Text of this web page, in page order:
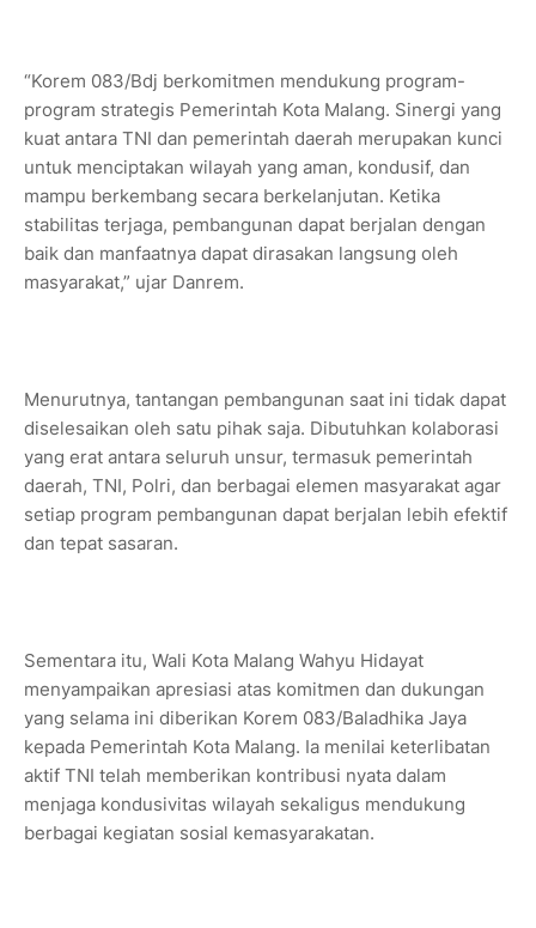
“Korem 083/Bdj berkomitmen mendukung program-
program strategis Pemerintah Kota Malang. Sinergi yang
kuat antara TNI dan pemerintah daerah merupakan kunci
untuk menciptakan wilayah yang aman, kondusif, dan
mampu berkembang secara berkelanjutan. Ketika
stabilitas terjaga, pembangunan dapat berjalan dengan
baik dan manfaatnya dapat dirasakan langsung oleh
masyarakat,” ujar Danrem.
Menurutnya, tantangan pembangunan saat ini tidak dapat
diselesaikan oleh satu pihak saja. Dibutuhkan kolaborasi
yang erat antara seluruh unsur, termasuk pemerintah
daerah, TNI, Polri, dan berbagai elemen masyarakat agar
setiap program pembangunan dapat berjalan lebih efektif
dan tepat sasaran.
Sementara itu, Wali Kota Malang Wahyu Hidayat
menyampaikan apresiasi atas komitmen dan dukungan
yang selama ini diberikan Korem 083/Baladhika Jaya
kepada Pemerintah Kota Malang. Ia menilai keterlibatan
aktif TNI telah memberikan kontribusi nyata dalam
menjaga kondusivitas wilayah sekaligus mendukung
berbagai kegiatan sosial kemasyarakatan.